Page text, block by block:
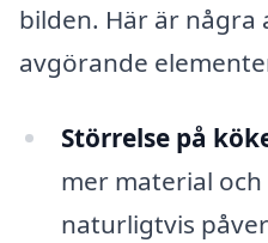
bilden. Här är några
avgörande
Störrelse på
mer material
naturligtvis